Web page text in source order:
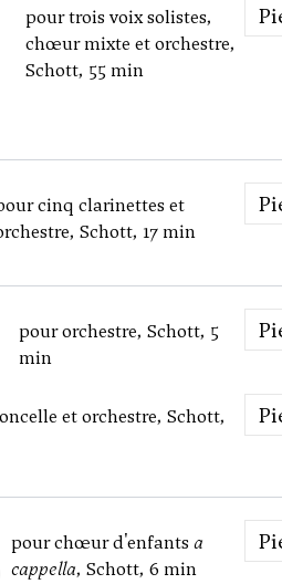
pour trois voix solistes,
chœur mixte et orchestre,
Schott, 55 min
cinq clarinettes et
Schott, 17 min
pour orchestre, Schott, 5
min
et orchestre, Schott,
pour chœur d'enfantsa
cappella, Schott, 6 min